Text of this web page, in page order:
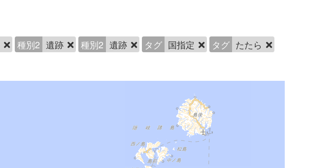
種別2 遺跡 種別2 遺跡 タグ 国指定 タグ たたら